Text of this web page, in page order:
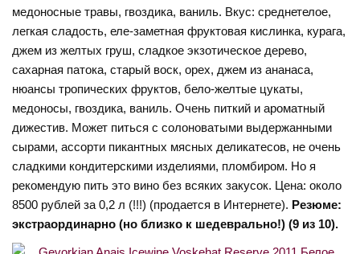
медоносные травы, гвоздика, ваниль. Вкус: среднетелое,
легкая сладость, еле-заметная фруктовая кислинка, курага,
джем из желтых груш, сладкое экзотическое дерево,
сахарная патока, старый воск, орех, джем из ананаса,
нюансы тропических фруктов, бело-желтые цукаты,
медоносы, гвоздика, ваниль. Очень питкий и ароматный
дижестив. Может питься с солоноватыми выдержанными
сырами, ассорти пикантных мясных деликатесов, не очень
сладкими кондитерскими изделиями, пломбиром. Но я
рекомендую пить это вино без всяких закусок. Цена: около
8500 рублей за 0,2 л (!!!) (продается в Интернете). Резюме:
экстраординарно (но близко к шедеврально!) (9 из 10).